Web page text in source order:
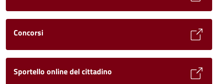
Concorsi
Sportello online del cittadino